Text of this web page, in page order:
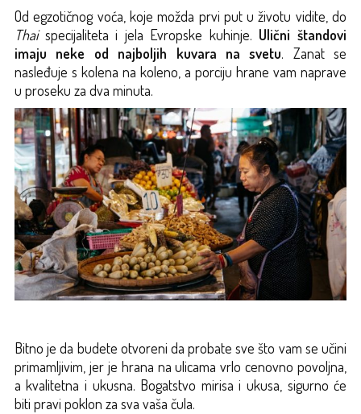
Od egzotičnog voća, koje možda prvi put u životu vidite, do
Thai specijaliteta i jela Evropske kuhinje. Ulični štandovi
imaju neke od najboljih kuvara na svetu. Zanat se
nasleđuje s kolena na koleno, a porciju hrane vam naprave
u proseku za dva minuta.
Bitno je da budete otvoreni da probate sve što vam se učini
primamljivim, jer je hrana na ulicama vrlo cenovno povoljna,
a kvalitetna i ukusna. Bogatstvo mirisa i ukusa, sigurno će
biti pravi poklon za sva vaša čula.